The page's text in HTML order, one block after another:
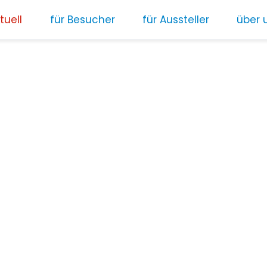
für Besucher für Aussteller über